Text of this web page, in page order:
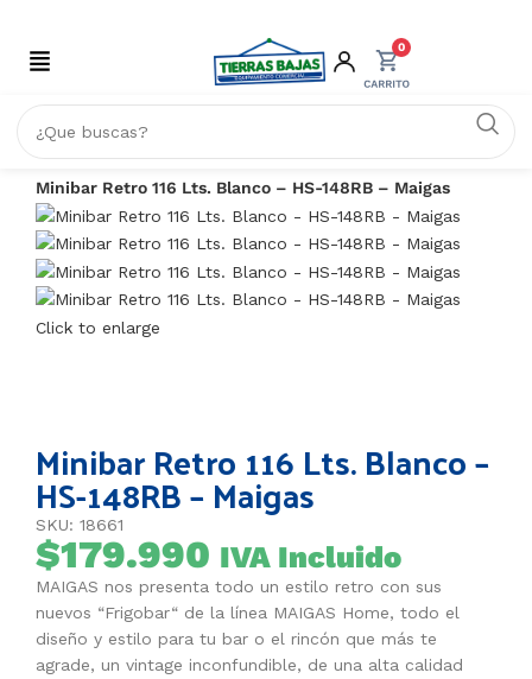
0
Inicio
HOGAR
Minibar Retro 116 Lts. Blanco – HS-148RB – Maigas
Click to enlarge
Minibar Retro 116 Lts. Blanco –
HS-148RB – Maigas
SKU: 18661
$179.990 IVA Incluido
MAIGAS nos presenta todo un estilo retro con sus
nuevos “Frigobar“ de la línea MAIGAS Home, todo el
diseño y estilo para tu bar o el rincón que más te
agrade, un vintage inconfundible, de una alta calidad